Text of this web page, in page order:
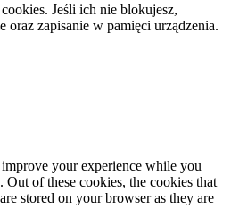
Jeśli ich nie blokujesz,
oraz zapisanie w pamięci urządzenia.
your experience while you
Out of these cookies, the cookies that
stored on your browser as they are